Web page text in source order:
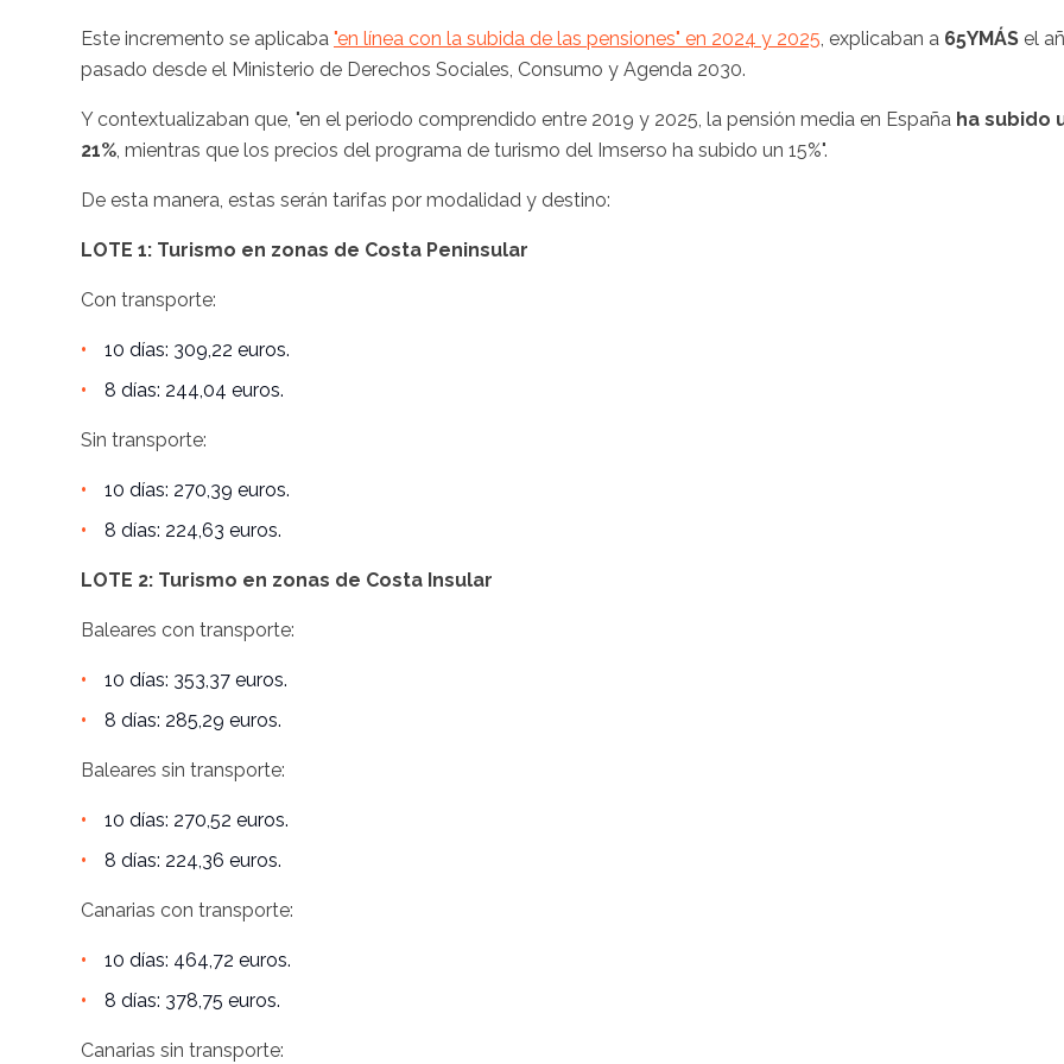
Este incremento se aplicaba "en línea con la subida de las pensiones" en 2024 y 2025, explicaban a 65YMÁS el
pasado desde el Ministerio de Derechos Sociales, Consumo y Agenda 2030.
Y contextualizaban que, "en el periodo comprendido entre 2019 y 2025, la pensión media en España ha subido
21%, mientras que los precios del programa de turismo del Imserso ha subido un 15%".
De esta manera, estas serán tarifas por modalidad y destino:
LOTE 1: Turismo en zonas de Costa Peninsular
Con transporte:
10 días: 309,22 euros.
8 días: 244,04 euros.
Sin transporte:
10 días: 270,39 euros.
8 días: 224,63 euros.
LOTE 2: Turismo en zonas de Costa Insular
Baleares con transporte:
10 días: 353,37 euros.
8 días: 285,29 euros.
Baleares sin transporte:
10 días: 270,52 euros.
8 días: 224,36 euros.
Canarias con transporte:
10 días: 464,72 euros.
8 días: 378,75 euros.
Canarias sin transporte: